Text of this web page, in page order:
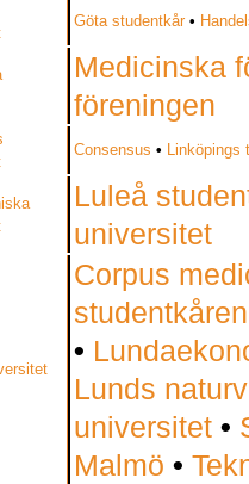
Göta studentkår •
Medicinska
föreningen
Consensus • Linköpings
Luleå
universitet
Corpus
•
Lunds
universitet •
Malmö •